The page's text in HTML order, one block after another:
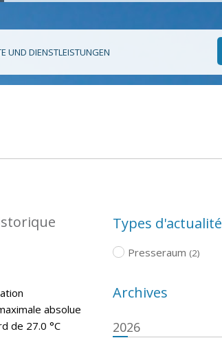
UND DIENSTLEISTUNGEN
absolue
de 27.0 °C
Types d'actualité
Presseraum (2)
Archives
2026